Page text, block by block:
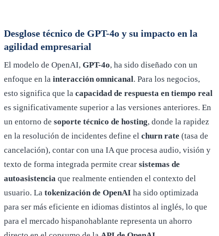
Desglose técnico de GPT-4o y su impacto en la
agilidad empresarial
El modelo de OpenAI, GPT-4o, ha sido diseñado con un
enfoque en la interacción omnicanal. Para los negocios,
esto significa que la capacidad de respuesta en tiempo real
es significativamente superior a las versiones anteriores. En
un entorno de soporte técnico de hosting, donde la rapidez
en la resolución de incidentes define el churn rate (tasa de
cancelación), contar con una IA que procesa audio, visión y
texto de forma integrada permite crear sistemas de
autoasistencia que realmente entienden el contexto del
usuario. La tokenización de OpenAI ha sido optimizada
para ser más eficiente en idiomas distintos al inglés, lo que
para el mercado hispanohablante representa un ahorro